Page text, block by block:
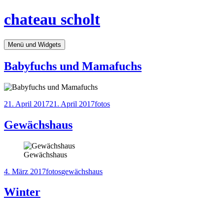
Springe
zum
chateau scholt
Menü und Widgets
Babyfuchs und Mamafuchs
Veröffentlicht
21. April 201721. April 2017Kategorien
fotos
Gewächshaus
Gewächshaus
Veröffentlicht
4. März 2017Kategorien
fotosTags
gewächshaus
Winter